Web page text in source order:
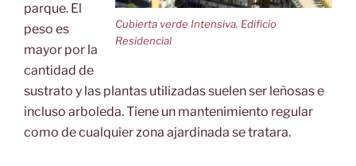
Cubierta verde Intensiva. Edificio
Residencial
parque. El
peso es
mayor por la
cantidad de
sustrato y las plantas utilizadas suelen ser leñosas e
incluso arboleda. Tiene un mantenimiento regular
como de cualquier zona ajardinada se tratara.